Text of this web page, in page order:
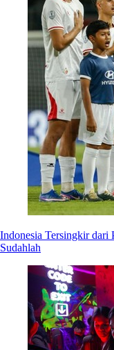
Indonesia Tersingkir dari
Sudahlah